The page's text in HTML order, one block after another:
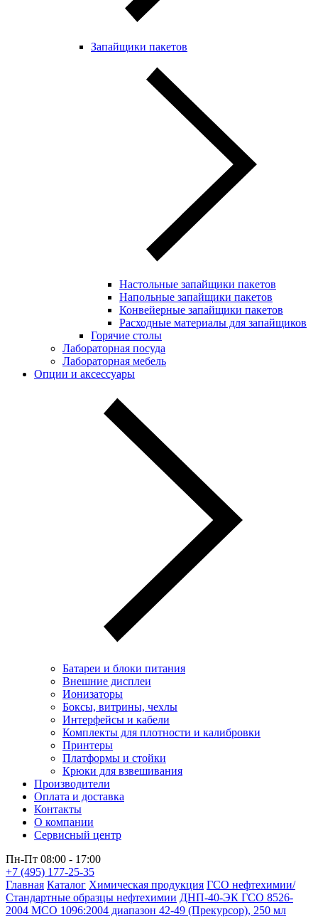
Запайщики пакетов
Настольные запайщики пакетов
Напольные запайщики пакетов
Конвейерные запайщики пакетов
Расходные материалы для запайщиков
Горячие столы
Лабораторная посуда
Лабораторная мебель
Опции и аксессуары
Батареи и блоки питания
Внешние дисплеи
Ионизаторы
Боксы, витрины, чехлы
Интерфейсы и кабели
Комплекты для плотности и калибровки
Принтеры
Платформы и стойки
Крюки для взвешивания
Производители
Оплата и доставка
Контакты
О компании
Сервисный центр
Пн-Пт 08:00 - 17:00
+7 (495) 177-25-35
Главная Каталог Химическая продукция ГСО нефтехимии/
Стандартные образцы нефтехимии ДНП-40-ЭК ГСО 8526-
2004 МСО 1096:2004 диапазон 42-49 (Прекурсор), 250 мл